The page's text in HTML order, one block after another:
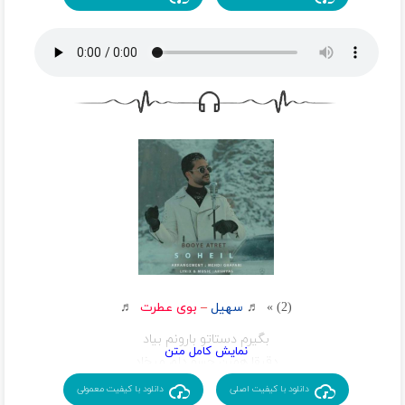
تو قشنگ تری از تموم دنیا
بریم اونجاهایی که پر از خاطره میشه
ندونیم تهش چی میشه
خنده های تو دلیل همه دیوونگی هامه
تویی تب و تاب قلبم
تویی ک همیشه مرحم
میشی واسه من کاش بشه بیای
دور خنده هات بگردم
هر موقع چشم تو چشم میشیم
انقدی ک نمیدونم کی داره مهتاب میشه
این حسی که بینمونه همه چیزمونه
من اومدم تا که یه وقت غم تو دلت نشینه
چی مثل عشق خاطره هاش اینهمه دلنشینه
نه نمیزارم کسی جز من تو دلت بشینه
(2) » ♬ سهیل – بوی عطرت
♬
بگیرم دستاتو بارونم بیاد
دقیقا همین حسو دلم میخاد
پهلو من بشینی بوی عطرت بیاد
دانلود با کیفیت اصلی دانلود با کیفیت معمولی